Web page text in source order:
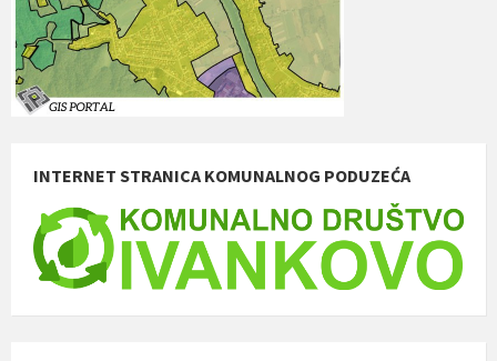
INTERNET STRANICA KOMUNALNOG PODUZEĆA